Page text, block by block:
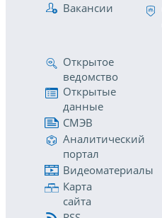
Вакансии
Открытое
ведомство
Открытые
данные
СМЭВ
Аналитический
портал
Видеоматериалы
Карта
сайта